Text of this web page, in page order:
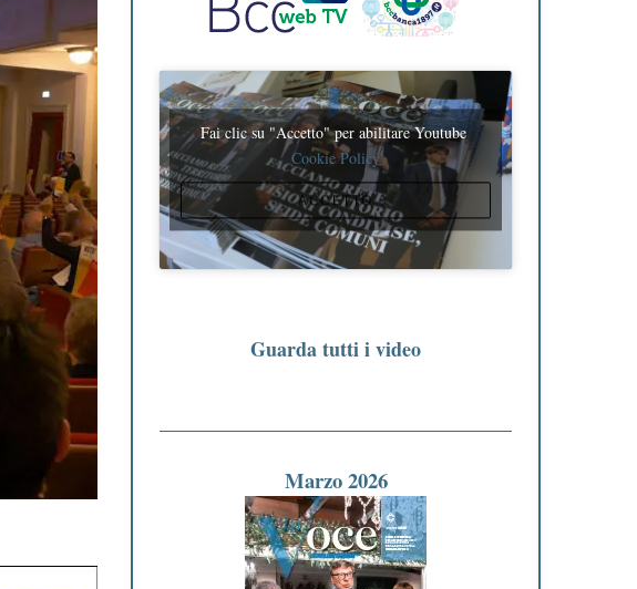
Fai clic su "Accetto" per abilitare Youtube
Cookie Policy
ACCETTO
Guarda tutti i video
Marzo 2026